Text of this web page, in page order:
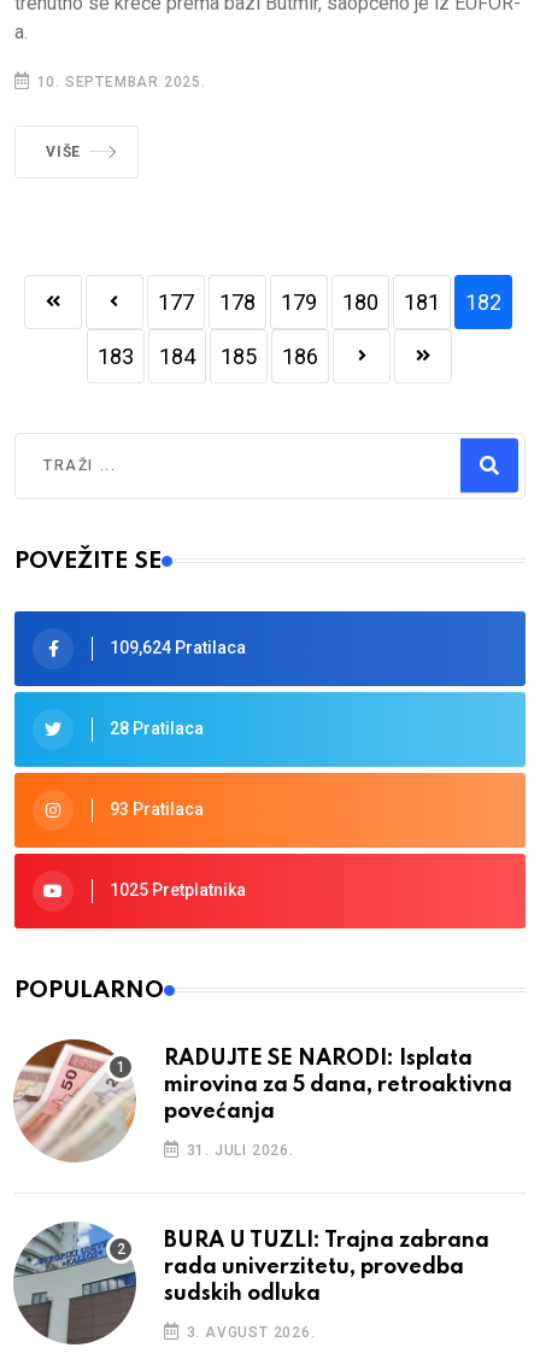
a.
10. SEPTEMBAR 2025.
VIŠE
177 178 179 180 181 182
183 184 185 186
Type 2 or more characters for results.
POVEŽITE SE
109,624 Pratilaca
28 Pratilaca
93 Pratilaca
1025 Pretplatnika
POPULARNO
RADUJTE SE NARODI: Isplata
mirovina za 5 dana, retroaktivna
povećanja
31. JULI 2026.
BURA U TUZLI: Trajna zabrana
rada univerzitetu, provedba
sudskih odluka
3. AVGUST 2026.